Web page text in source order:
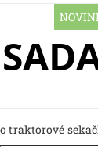
traktorové